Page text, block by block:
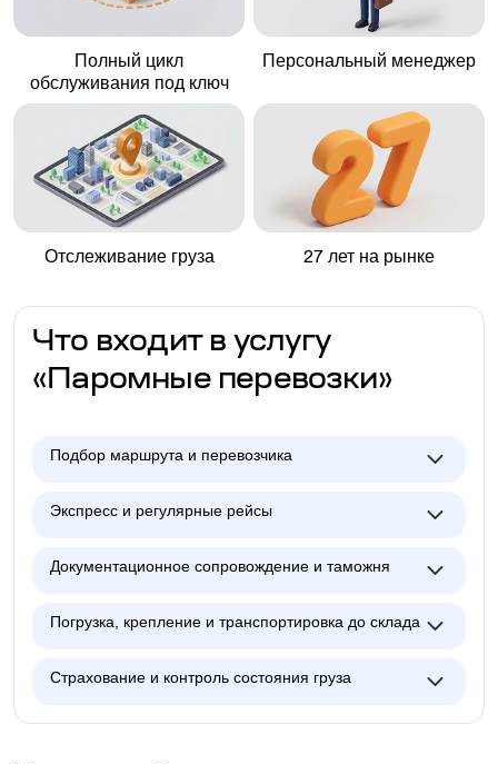
Полный цикл
обслуживания под ключ
Персональный менеджер
Отслеживание груза 27 лет на рынке
Что входит в услугу
«Паромные перевозки»
Подбор маршрута и перевозчика
Экспресс и регулярные рейсы
Документационное сопровождение и таможня
Погрузка, крепление и транспортировка до склада
Страхование и контроль состояния груза